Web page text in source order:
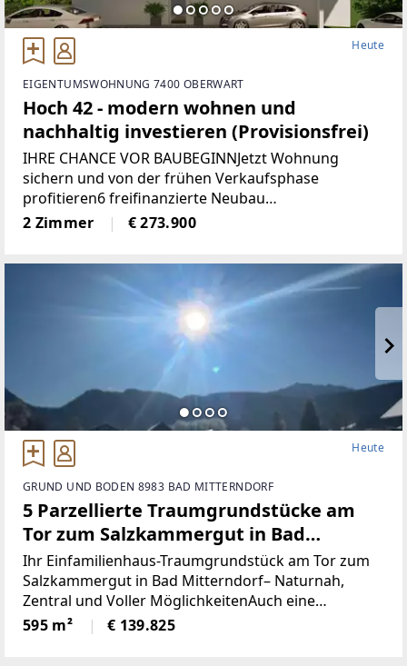
Heute
EIGENTUMSWOHNUNG 7400 OBERWART
Hoch 42 - modern wohnen und
nachhaltig investieren (Provisionsfrei)
IHRE CHANCE VOR BAUBEGINNJetzt Wohnung
sichern und von der frühen Verkaufsphase
profitieren6 freifinanzierte Neubau
EigentumswohnungenWohnungsgrößen von ca. 50
m² bis 68 m²Alle Wohnungen sind entweder mit
2 Zimmer € 273.900
Heute
GRUND UND BODEN 8983 BAD MITTERNDORF
5 Parzellierte Traumgrundstücke am
Tor zum Salzkammergut in Bad
Mitterndorf - naturnah, zentral und
voller Möglichkeiten (Provisionsfrei)
Ihr Einfamilienhaus-Traumgrundstück am Tor zum
Salzkammergut in Bad Mitterndorf– Naturnah,
Zentral und Voller MöglichkeitenAuch eine
touristische Vermietung ist nach Absprache mit der
Gemeinde möglich.Die Loipe und Therme
595 m² € 139.825